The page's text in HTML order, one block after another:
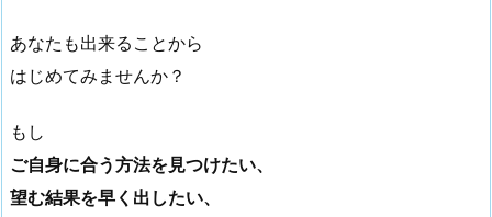
あなたも出来ることから
はじめてみませんか？
もし
ご自身に合う方法を見つけたい、
望む結果を早く出したい、